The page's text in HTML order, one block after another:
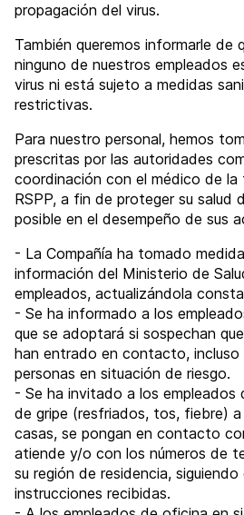
propagación del virus.
También queremos informarle de
ninguno de nuestros empleados
virus ni está sujeto a medidas
restrictivas.
Para nuestro personal, hemos
prescritas por las autoridades
coordinación con el médico de la
RSPP, a fin de proteger su salud
posible en el desempeño de sus
- La Compañía ha tomado
información del Ministerio de
empleados, actualizándola
- Se ha informado a los
que se adoptará si sospechan
han entrado en contacto,
personas en situación de riesgo.
- Se ha invitado a los empleados
de gripe (resfriados, tos, fiebre) a
casas, se pongan en contacto
atiende y/o con los números de
su región de residencia,
instrucciones recibidas.